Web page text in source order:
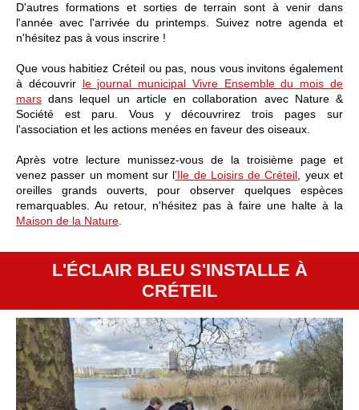
D'autres formations et sorties de terrain sont à venir dans
l'année avec l'arrivée du printemps. Suivez notre agenda et
n'hésitez pas à vous inscrire !
Que vous habitiez Créteil ou pas, nous vous invitons également
à découvrir le journal municipal Vivre Ensemble du mois de
mars dans lequel un article en collaboration avec Nature &
Société est paru. Vous y découvrirez trois pages sur
l'association et les actions menées en faveur des oiseaux.
Après votre lecture munissez-vous de la troisième page et
venez passer un moment sur l'Ile de Loisirs de Créteil , yeux et
oreilles grands ouverts, pour observer quelques espèces
remarquables. Au retour, n'hésitez pas à faire une halte à la
Maison de la Nature
L'ÉCLAIR BLEU S'INSTALLE À
CRÉTEIL